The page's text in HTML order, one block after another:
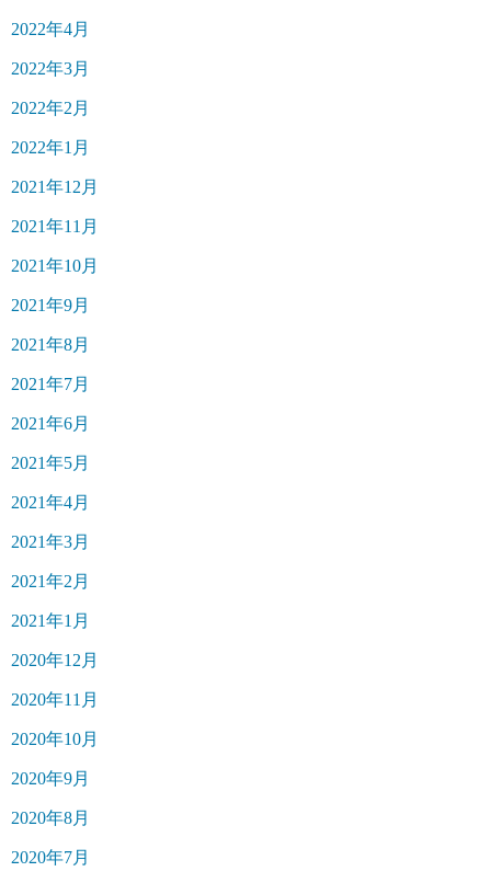
2022年4月
2022年3月
2022年2月
2022年1月
2021年12月
2021年11月
2021年10月
2021年9月
2021年8月
2021年7月
2021年6月
2021年5月
2021年4月
2021年3月
2021年2月
2021年1月
2020年12月
2020年11月
2020年10月
2020年9月
2020年8月
2020年7月